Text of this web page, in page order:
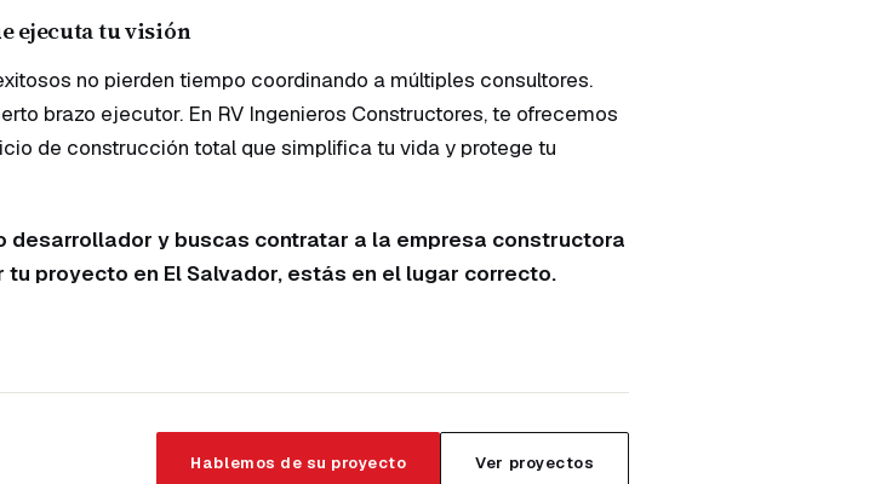
ejecuta tu visión
no pierden tiempo coordinando a múltiples consultores.
brazo ejecutor. En RV Ingenieros Constructores, te ofrecemos
de construcción total que simplifica tu vida y protege tu
desarrollador y buscas contratar a la empresa constructora
proyecto en El Salvador, estás en el lugar correcto.
Hablemos de su proyecto Ver proyectos